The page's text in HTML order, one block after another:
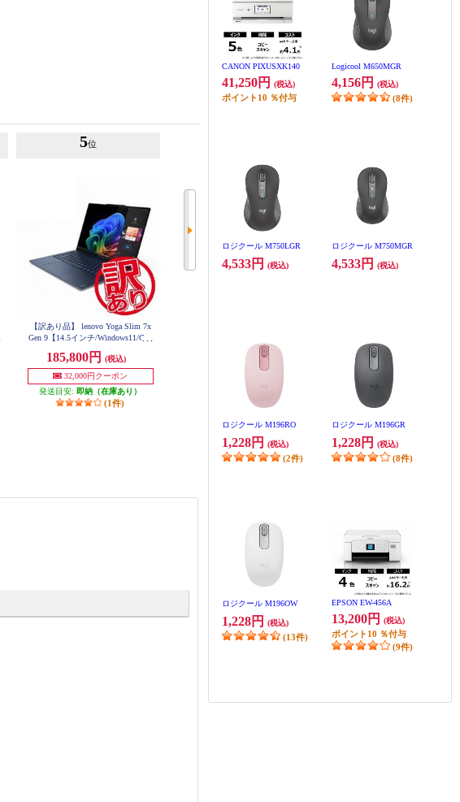
CANON PIXUSXK140
41,250円 (税込)
ポイント 10 ％付与
Logicool M650MGR
4,156円 (税込)
(8件)
ロジクール M750LGR
4,533円 (税込)
ロジクール M750MGR
4,533円 (税込)
ロジクール M196RO
1,228円 (税込)
(2件)
ロジクール M196GR
1,228円 (税込)
(8件)
ロジクール M196OW
1,228円 (税込)
(13件)
EPSON EW-456A
13,200円 (税込)
ポイント 10 ％付与
(9件)
5位
【訳あり品】 lenovo Yoga Slim 7x
Gen 9【14.5インチ/Windows11/Cop
te X1E-78-100/メモリ32GB/SSD1T
B/コズミックブルー】 83ED000QJ
P
185,800円
(税込)
32,000円クーポン
発送目安: 即納（在庫あり）
(1件)
ndows 11 Pro] B9NN4AT-AARW
126,700円
(税込)
即納（在庫あり）
ws11Pro/0.99kg/OfficeHome&Busine
ss 2024] Prestige-13-A13M-4757JP
146,700円
発送目安: